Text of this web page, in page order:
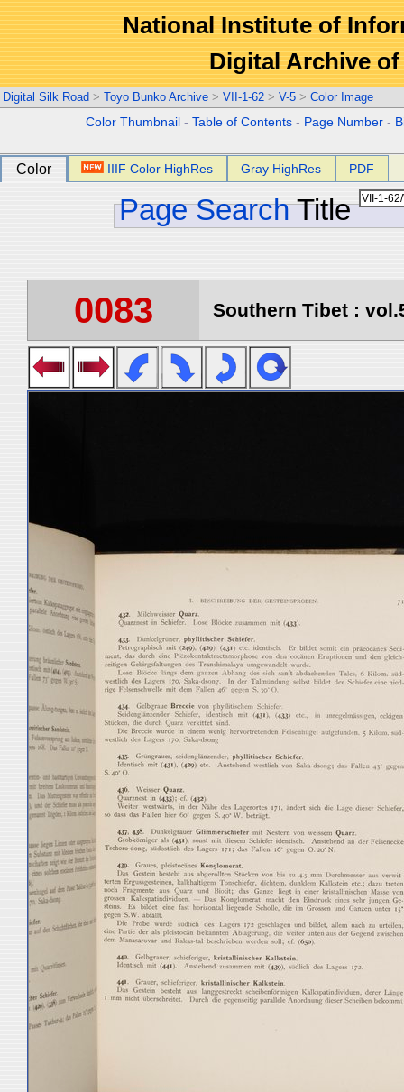
National Institute of
Digital Archive
Digital Silk Road > Toyo Bunko Archive > VII-1-62 > V-5 > Color Image
Color Thumbnail -Table of Contents - Page Number -
Color IIIF Color HighRes Gray HighRes PDF
Page Search Title
0083 Southern Tibet :